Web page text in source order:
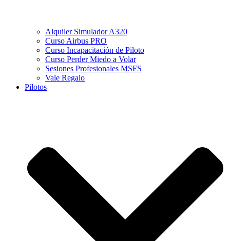
Alquiler Simulador A320
Curso Airbus PRO
Curso Incapacitación de Piloto
Curso Perder Miedo a Volar
Sesiones Profesionales MSFS
Vale Regalo
Pilotos